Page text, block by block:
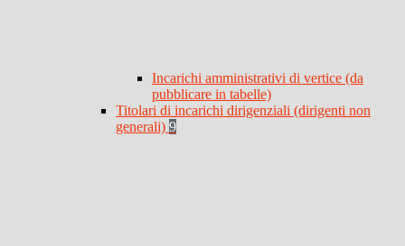
Incarichi amministrativi di vertice (da
pubblicare in tabelle)
Titolari di incarichi dirigenziali (dirigenti non
generali) 9